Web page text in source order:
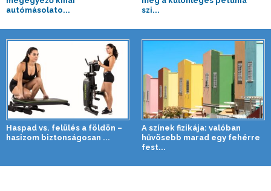
autómásolato...
szi...
Haspad vs. felülés a földön –
hasizom biztonságosan ...
A színek fizikája: valóban
hűvösebb marad egy fehérre
fest...